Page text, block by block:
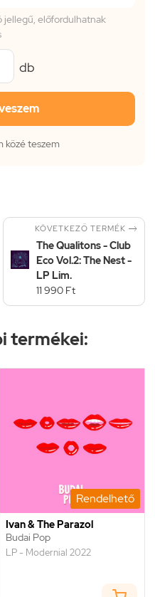
jellegű, előfordulhatnak
db
közé teszem
KÖVETKEZŐ TERMÉK 
The Qualitons - Club
Eco Vol.2: The Nest -
LP Lim.
11 990 Ft
termékei:
Rendelhető
Ivan & The Parazol
Budai Pop
LP - Modernial 2022